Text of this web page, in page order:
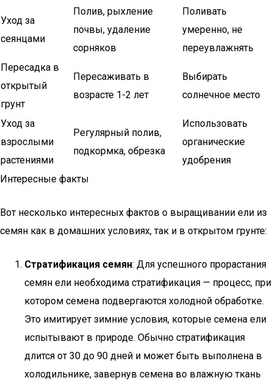
Уход за
сеянцами
Полив, рыхление
почвы, удаление
сорняков
Поливать
умеренно, не
переувлажнять
Пересадка в
открытый
грунт
Пересаживать в
возрасте 1-2 лет
Выбирать
солнечное место
Уход за
взрослыми
растениями
Регулярный полив,
подкормка, обрезка
Использовать
органические
удобрения
Интересные факты
Вот несколько интересных фактов о выращивании ели из
семян как в домашних условиях, так и в открытом грунте:
Стратификация семян: Для успешного прорастания
семян ели необходима стратификация — процесс, при
котором семена подвергаются холодной обработке.
Это имитирует зимние условия, которые семена ели
испытывают в природе. Обычно стратификация
длится от 30 до 90 дней и может быть выполнена в
холодильнике, завернув семена во влажную ткань